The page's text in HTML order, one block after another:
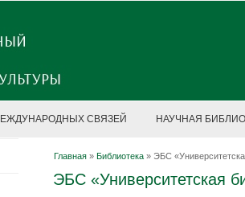
СВЯЗЕЙ НАУЧНАЯ
Главная » Библиотека » ЭБС
ЭБС «Университетская